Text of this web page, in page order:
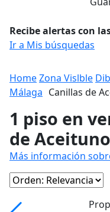
Recibe alertas con
Ir a Mis búsquedas
HomeZona Vislble
Málaga Canillas de
1 piso en
de Aceituno
Más información